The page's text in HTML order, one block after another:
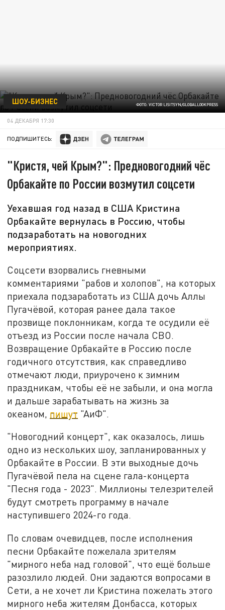
ФОТО: VICTOR LISITSYN/GLOBALLOOKPRESS
ШОУ-БИЗНЕС
04 ДЕКАБРЯ 17:30
ПОДПИШИТЕСЬ:
"Кристя, чей Крым?": Предновогодний чёс
Орбакайте по России возмутил соцсети
Уехавшая год назад в США Кристина
Орбакайте вернулась в Россию, чтобы
подзаработать на новогодних
мероприятиях.
Соцсети взорвались гневными
комментариями "рабов и холопов", на которых
приехала подзаработать из США дочь Аллы
Пугачёвой, которая ранее дала такое
прозвище поклонникам, когда те осудили её
отъезд из России после начала СВО.
Возвращение Орбакайте в Россию после
годичного отсутствия, как справедливо
отмечают люди, приурочено к зимним
праздникам, чтобы её не забыли, и она могла
и дальше зарабатывать на жизнь за
океаном, пишут "АиФ".
"Новогодний концерт", как оказалось, лишь
одно из нескольких шоу, запланированных у
Орбакайте в России. В эти выходные дочь
Пугачёвой пела на сцене гала-концерта
"Песня года - 2023". Миллионы телезрителей
будут смотреть программу в начале
наступившего 2024-го года.
По словам очевидцев, после исполнения
песни Орбакайте пожелала зрителям
"мирного неба над головой", что ещё больше
разозлило людей. Они задаются вопросами в
Сети, а не хочет ли Кристина пожелать этого
мирного неба жителям Донбасса, которых